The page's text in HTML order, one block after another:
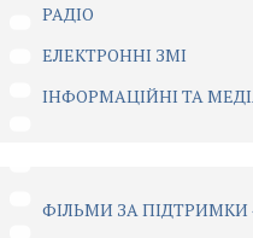
РАДІО
ЕЛЕКТРОННІ ЗМІ
ІНФОРМАЦІЙНІ ТА
ФІЛЬМИ ЗА ПІДТРИМКИ